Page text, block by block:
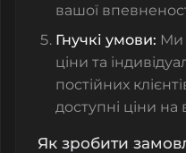
вашої
Гнучкі умови: Ми
ціни та
постійних
доступні ціни на
Як зробити